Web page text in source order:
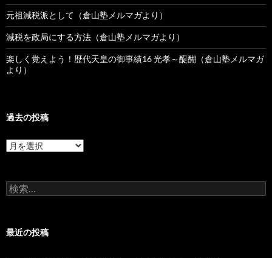
元祖減税派として（倉山塾メルマガより）
減税を政局にする方法（倉山塾メルマガより）
楽しく覚えよう！歴代天皇の御事績16 光孝～醍醐（倉山塾メルマガ
より）
過去の投稿
過
去
稿
検
索:
最近の投稿